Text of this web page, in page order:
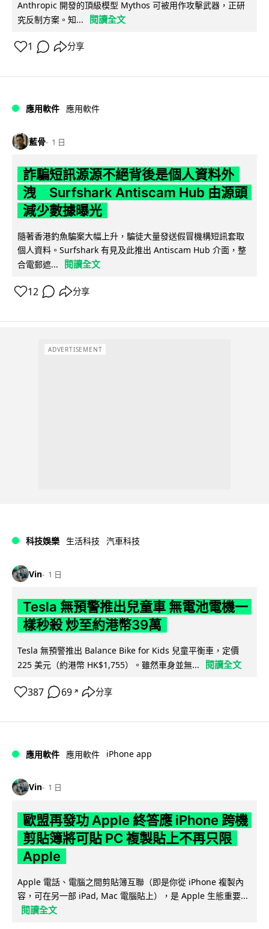
Anthropic 開發的頂級模型 Mythos 可被用作攻擊武器，正研
究反制方案。知...
閱讀全文
1 分享
應用軟件 應用軟件
藍骨 1 日
詐騙短訊源源不絕背後是個人資料外
洩 Surfshark Antiscam Hub 由源頭
減少數據曝光
隨著香港釣魚騙案大幅上升，騙徒大量發送假冒機構短訊套取
個人資料。Surfshark 有見及此推出 Antiscam Hub 介面，整
合電郵遮...
閱讀全文
12 分享
ADVERTISEMENT
科技娛樂 生活科技 汽車科技
Vin 1 日
Tesla 無預警推出兒童車 無電池電機一
樣秒殺 炒至約港幣39萬
Tesla 無預警推出 Balance Bike for Kids 兒童平衡車，定價
225 美元（約港幣 HK$1,755）。雖然車身並無...
閱讀全文
387 69 ↗ 分享
應用軟件 應用軟件 iPhone app
Vin 1 日
歐盟再發功 Apple 終答應 iPhone 跨機
剪貼簿將可貼 PC 複製貼上不再只限
Apple
Apple 電話、電腦之間剪貼簿互聯（即是你從 iPhone 複製內
容，可在另一部 iPad, Mac 電腦貼上），是 Apple 生態重要...
閱讀全文